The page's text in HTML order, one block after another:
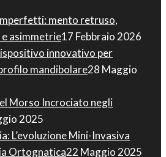
mento retruso,
asimmetrie17 Febbraio 2026
innovativo per
mandibolare28 Maggio
Morso Incrociato negli
2025
: L’evoluzione Mini-Invasiva
Ortognatica22 Maggio 2025